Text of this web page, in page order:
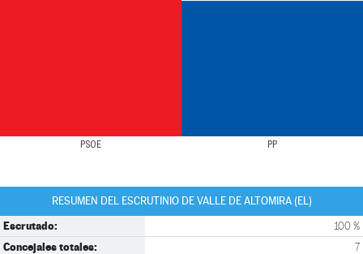
PSOE PP
RESUMEN DEL ESCRUTINIO DE VALLE DE ALTOMIRA (EL)
Escrutado: 100 %
Concejales totales: 7